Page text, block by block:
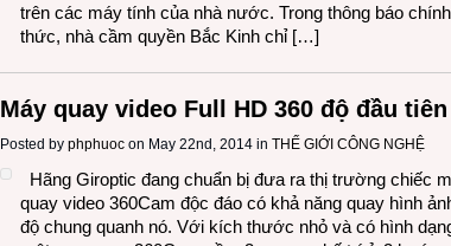
trên các máy tính của nhà nước. Trong thông báo chính
thức, nhà cầm quyền Bắc Kinh chỉ […]
Máy quay video Full HD 360 độ đầu
Posted by phphuoc on May 22nd, 2014 in THẾ GIỚI CÔNG NGHỆ
Hãng Giroptic đang chuẩn bị đưa ra thị trường chiếc
quay video 360Cam độc đáo có khả năng quay hình
độ chung quanh nó. Với kích thước nhỏ và có hình